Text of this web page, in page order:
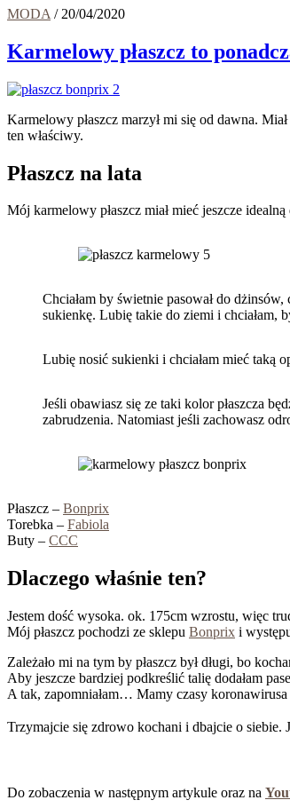
MODA / 20/04/2020
Karmelowy płaszcz to
Karmelowy płaszcz marzył mi się od dawna.
ten właściwy.
Płaszcz na lata
Mój karmelowy płaszcz miał mieć jeszcze
Chciałam by świetnie pasował do
sukienkę. Lubię takie do ziemi i chciałam,
Lubię nosić sukienki i chciałam mieć taką
Jeśli obawiasz się ze taki kolor płaszcza
zabrudzenia. Natomiast jeśli zachowasz
Płaszcz – Bonprix
Torebka – Fabiola
Buty – CCC
Dlaczego właśnie ten?
Jestem dość wysoka. ok. 175cm wzrostu, więc
Mój płaszcz pochodzi ze sklepu Bonprix i
Zależało mi na tym by płaszcz był długi, bo
Aby jeszcze bardziej podkreślić talię dodałam
A tak, zapomniałam… Mamy czasy
Trzymajcie się zdrowo kochani i dbajcie o siebie.
Do zobaczenia w następnym artykule oraz na